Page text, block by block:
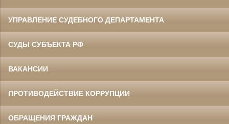
УПРАВЛЕНИЕ СУДЕБНОГО ДЕПАРТАМЕНТА
СУДЫ СУБЪЕКТА РФ
ВАКАНСИИ
ПРОТИВОДЕЙСТВИЕ КОРРУПЦИИ
ОБРАЩЕНИЯ ГРАЖДАН